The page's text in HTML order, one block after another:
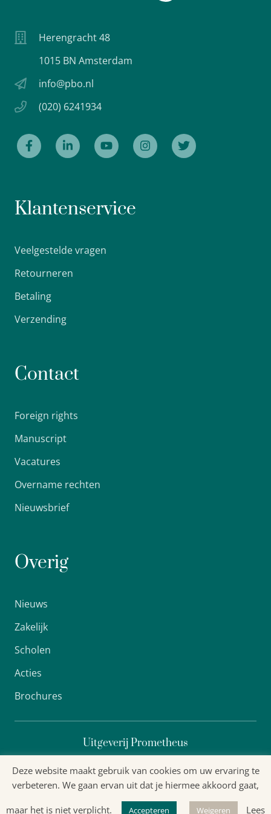
Herengracht 48
1015 BN Amsterdam
info@pbo.nl
(020) 6241934
Klantenservice
Veelgestelde vragen
Retourneren
Betaling
Verzending
Contact
Foreign rights
Manuscript
Vacatures
Overname rechten
Nieuwsbrief
Overig
Nieuws
Zakelijk
Scholen
Acties
Brochures
Uitgeverij Prometheus
Algemene voorwaarden
Deze website maakt gebruik van cookies om uw ervaring te
verbeteren. We gaan ervan uit dat je hiermee akkoord gaat,
maar het is niet verplicht. Accepteren Weigeren Lees